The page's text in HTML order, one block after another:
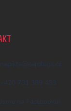
napiste @ earplugs.cz
+420 731 389 483
Jsme na Facebooku!